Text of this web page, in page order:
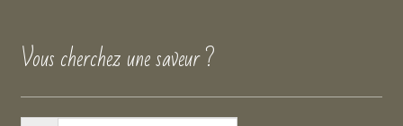
Vous cherchez une saveur ?